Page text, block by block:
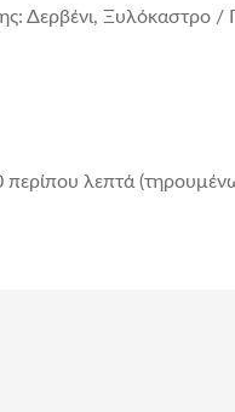
Δερβένι, Ξυλόκαστρο /
λεπτά